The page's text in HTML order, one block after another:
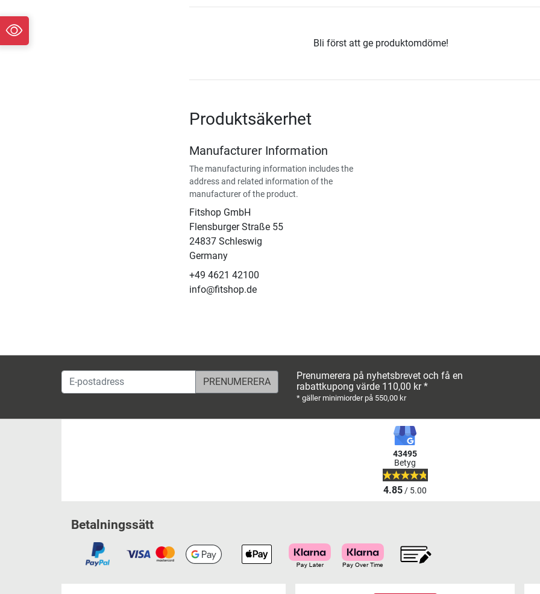
Bli först att ge produktomdöme!
Produktsäkerhet
Manufacturer Information
The manufacturing information includes the
address and related information of the
manufacturer of the product.
Fitshop GmbH
Flensburger Straße 55
24837 Schleswig
Germany
+49 4621 42100
info@fitshop.de
E-postadress
Prenumerera på nyhetsbrevet och få en
rabattkupong värde 110,00 kr *
* gäller minimiorder på 550,00 kr
43495
Betyg
4.85/ 5.00
Betalningssätt